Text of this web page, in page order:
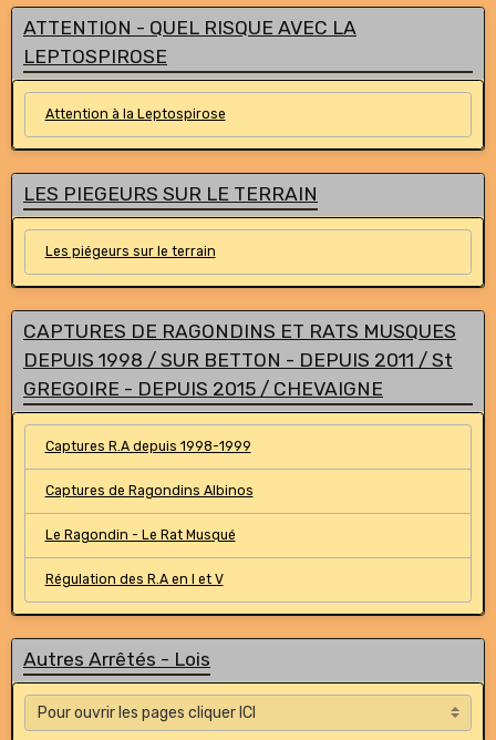
ATTENTION - QUEL RISQUE AVEC LA
LEPTOSPIROSE
Attention à la Leptospirose
LES PIEGEURS SUR LE TERRAIN
Les piégeurs sur le terrain
CAPTURES DE RAGONDINS ET RATS MUSQUES
DEPUIS 1998 / SUR BETTON - DEPUIS 2011 / St
GREGOIRE - DEPUIS 2015 / CHEVAIGNE
Captures R.A depuis 1998-1999
Captures de Ragondins Albinos
Le Ragondin - Le Rat Musqué
Régulation des R.A en I et V
Autres Arrêtés - Lois